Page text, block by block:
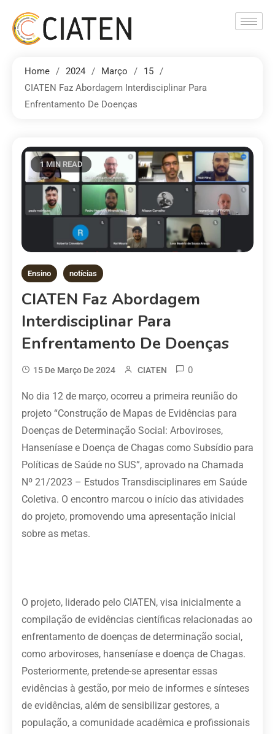
Home 2024 Março
15
CIATEN Faz Abordagem Interdisciplinar Para
Enfrentamento De Doenças
1 MIN READ
Ensino notícias
CIATEN Faz Abordagem
Interdisciplinar Para
Enfrentamento De Doenças
15 De Março De 2024 CIATEN 0
No dia 12 de março, ocorreu a primeira reunião do
projeto “Construção de Mapas de Evidências para
Doenças de Determinação Social: Arboviroses,
Hanseníase e Doença de Chagas como Subsídio para
Políticas de Saúde no SUS”, aprovado na Chamada
Nº 21/2023 – Estudos Transdisciplinares em Saúde
Coletiva. O encontro marcou o início das atividades
do projeto, promovendo uma apresentação inicial
sobre as metas.
O projeto, liderado pelo CIATEN, visa inicialmente a
compilação de evidências científicas relacionadas ao
enfrentamento de doenças de determinação social,
como arboviroses, hanseníase e doença de Chagas.
Posteriormente, pretende-se apresentar essas
evidências à gestão, por meio de informes e sínteses
de evidências, além de sensibilizar gestores, a
população, a comunidade acadêmica e profissionais